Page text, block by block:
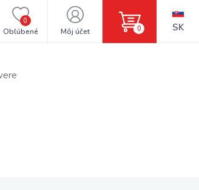
Obľúbené
0
Môj účet 0 SK